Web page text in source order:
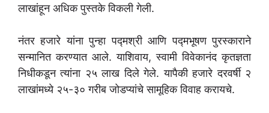
लाखांहून अधिक पुस्तके विकली गेली.
नंतर हजारे यांना पुन्हा पद्मश्री आणि पद्मभूषण पुरस्काराने
सन्मानित करण्यात आले. याशिवाय, स्वामी विवेकानंद कृतज्ञता
निधीकडून त्यांना २५ लाख दिले गेले. यापैकी हजारे दरवर्षी २
लाखांमध्ये २५-३० गरीब जोडप्यांचे सामूहिक विवाह करायचे.